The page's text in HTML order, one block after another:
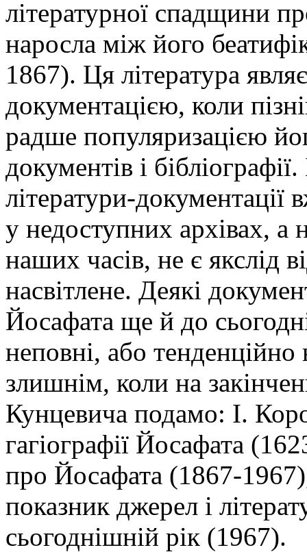
літературної спадщини
наросла між його
1867). Ця література
документацією, коли
радше популяризацією
документів і
літератури-
у недоступних архівах, а
наших часів, не є якслід
насвітлене. Деякі
Йосафата ще й до
неповні, або тенденційно
злишнім, коли на
Кунцевича подамо: І.
гагіографії Йосафата
про Йосафата (1867-
показник джерел і
сьогоднішній рік (1967).